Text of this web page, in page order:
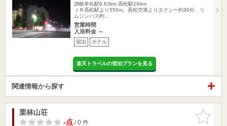
讃岐牟礼駅9.63km 高松駅294m
ＪＲ高松駅より550m。高松空港よりタクシー約30分、リ
ムジンバス約…
営業時間
入浴料金 ～
宿泊 ホテル
楽天トラベルの宿泊プランを見る
関連情報から探す
お気に入
りに追加
栗林山荘
-点/ 0 件